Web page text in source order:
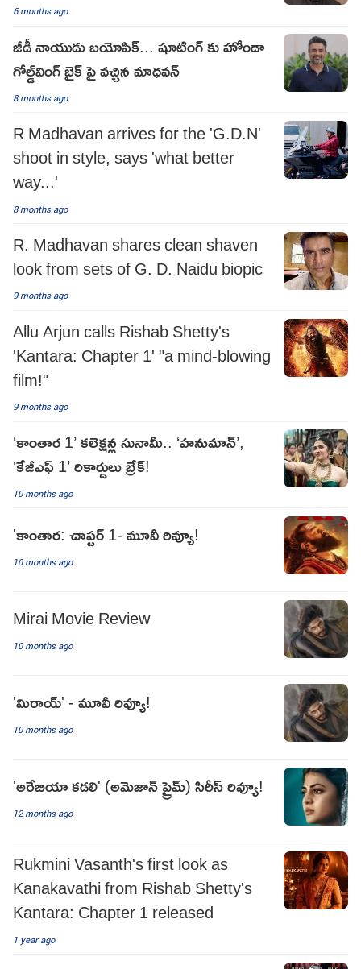
6 months ago
జీడీ నాయుడు బయోపిక్... షూటింగ్ కు హోండా
గోల్డ్‌వింగ్ బైక్ పై వచ్చిన మాధవన్
8 months ago
R Madhavan arrives for the 'G.D.N'
shoot in style, says 'what better
way...'
8 months ago
R. Madhavan shares clean shaven
look from sets of G. D. Naidu biopic
9 months ago
Allu Arjun calls Rishab Shetty's
'Kantara: Chapter 1' "a mind-blowing
film!"
9 months ago
‘కాంతార 1’ కలెక్షన్ల సునామీ.. ‘హనుమాన్’,
‘కేజీఎఫ్ 1’ రికార్డులు బ్రేక్!
10 months ago
'కాంతార: చాప్టర్ 1- మూవీ రివ్యూ!
10 months ago
Mirai Movie Review
10 months ago
'మిరాయ్' - మూవీ రివ్యూ!
10 months ago
'అరేబియా కడలి' (అమెజాన్ ప్రైమ్) సిరీస్ రివ్యూ!
12 months ago
Rukmini Vasanth's first look as
Kanakavathi from Rishab Shetty's
Kantara: Chapter 1 released
1 year ago